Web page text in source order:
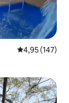
Середня
4,95 (147)